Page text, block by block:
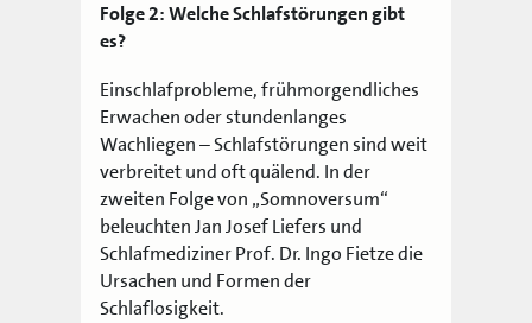
Folge 2: Welche Schlafstörungen gibt
es?
Einschlafprobleme, frühmorgendliches
Erwachen oder stundenlanges
Wachliegen – Schlafstörungen sind weit
verbreitet und oft quälend. In der
zweiten Folge von „Somnoversum“
beleuchten Jan Josef Liefers und
Schlafmediziner Prof. Dr. Ingo Fietze die
Ursachen und Formen der
Schlaflosigkeit.